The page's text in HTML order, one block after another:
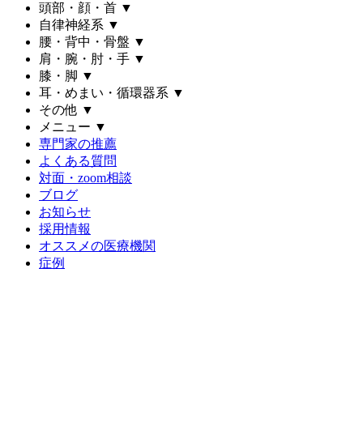
頭部・顔・首 ▼
自律神経系 ▼
腰・背中・骨盤 ▼
肩・腕・肘・手 ▼
膝・脚 ▼
耳・めまい・循環器系 ▼
その他 ▼
メニュー ▼
専門家の推薦
よくある質問
対面・zoom相談
ブログ
お知らせ
採用情報
オススメの医療機関
症例